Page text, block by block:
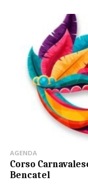
AGENDA
Corso
Bencatel